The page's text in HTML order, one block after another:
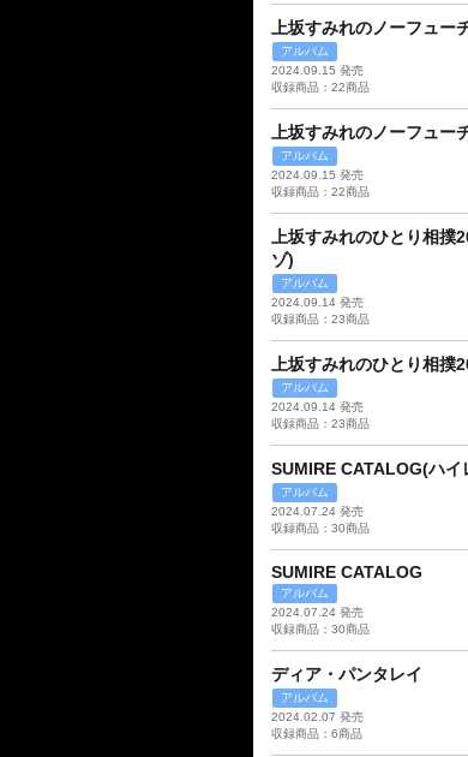
上坂すみれのノーフュー
アルバム
2024.09.15 発売
収録商品：22商品
上坂すみれのノーフュー
アルバム
2024.09.15 発売
収録商品：22商品
上坂すみれのひとり相撲
ゾ)
アルバム
2024.09.14 発売
収録商品：23商品
上坂すみれのひとり相撲
アルバム
2024.09.14 発売
収録商品：23商品
SUMIRE CATALOG(ハイ
アルバム
2024.07.24 発売
収録商品：30商品
SUMIRE CATALOG
アルバム
2024.07.24 発売
収録商品：30商品
ディア・パンタレイ
アルバム
2024.02.07 発売
収録商品：6商品